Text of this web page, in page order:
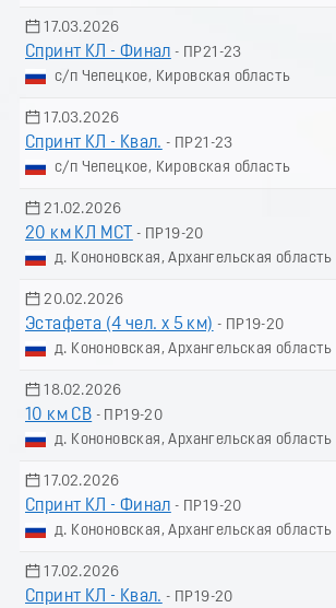
17.03.2026
Спринт КЛ - Финал - ПР21-23
с/п Чепецкое, Кировская область
17.03.2026
Спринт КЛ - Квал. - ПР21-23
с/п Чепецкое, Кировская область
21.02.2026
20 км КЛ МСТ
- ПР19-20
д. Кононовская, Архангельская область
20.02.2026
Эстафета (4 чел. х 5 км) - ПР19-20
д. Кононовская, Архангельская область
18.02.2026
10 км СВ - ПР19-20
д. Кононовская, Архангельская область
17.02.2026
Спринт КЛ - Финал - ПР19-20
д. Кононовская, Архангельская область
17.02.2026
Спринт КЛ - Квал. - ПР19-20